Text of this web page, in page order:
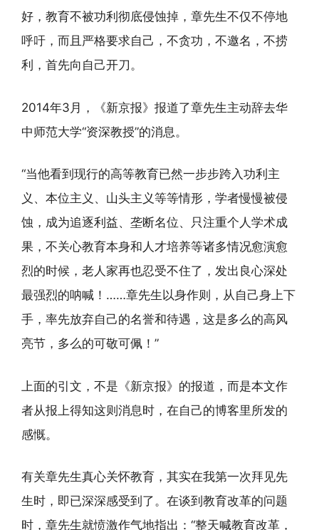
好，教育不被功利彻底侵蚀掉，章先生不仅不停地
呼吁，而且严格要求自己，不贪功，不邀名，不捞
利，首先向自己开刀。
2014年3月，《新京报》报道了章先生主动辞去华
中师范大学“资深教授”的消息。
“当他看到现行的高等教育已然一步步跨入功利主
义、本位主义、山头主义等等情形，学者慢慢被侵
蚀，成为追逐利益、垄断名位、只注重个人学术成
果，不关心教育本身和人才培养等诸多情况愈演愈
烈的时候，老人家再也忍受不住了，发出良心深处
最强烈的呐喊！……章先生以身作则，从自己身上下
手，率先放弃自己的名誉和待遇，这是多么的高风
亮节，多么的可敬可佩！”
上面的引文，不是《新京报》的报道，而是本文作
者从报上得知这则消息时，在自己的博客里所发的
感慨。
有关章先生真心关怀教育，其实在我第一次拜见先
生时，即已深深感受到了。在谈到教育改革的问题
时，章先生就愤激作气地指出：“整天喊教育改革，